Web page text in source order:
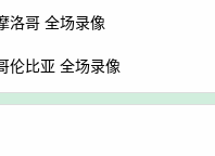
洛哥 全场录像
伦比亚 全场录像